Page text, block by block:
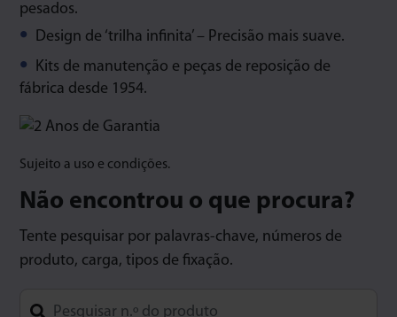
pesados.
Design de ‘trilha infinita’ – Precisão mais suave.
Kits de manutenção e peças de reposição de
fábrica desde 1954.
Sujeito a uso e condições.
Não encontrou o que procura?
Tente pesquisar por palavras-chave, números de
produto, carga, tipos de fixação.